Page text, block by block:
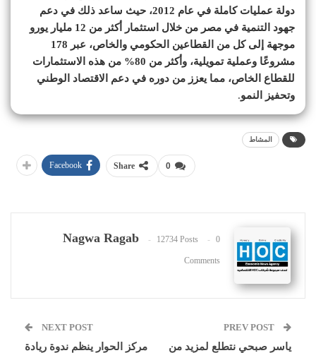
دولة عمليات كاملة في عام 2012، حيث ساعد ذلك في دعم
جهود التنمية في مصر من خلال استثمار أكثر من 12 مليار يورو
موجهة إلى كل من القطاعين الحكومي والخاص، عبر 178
مشروعًا وعملية تمويلية، وأكثر من 80% من هذه الاستثمارات
للقطاع الخاص، مما يعزز من دوره في دعم الاقتصاد الوطني
وتحفيز النمو.
المشاط
0
Share
Facebook
Nagwa Ragab 12734 Posts 0
Comments
ياسر صبحي نتطلع لمزيد من
NEXT POST
مركز الحوار ينظم ندوة ريادة